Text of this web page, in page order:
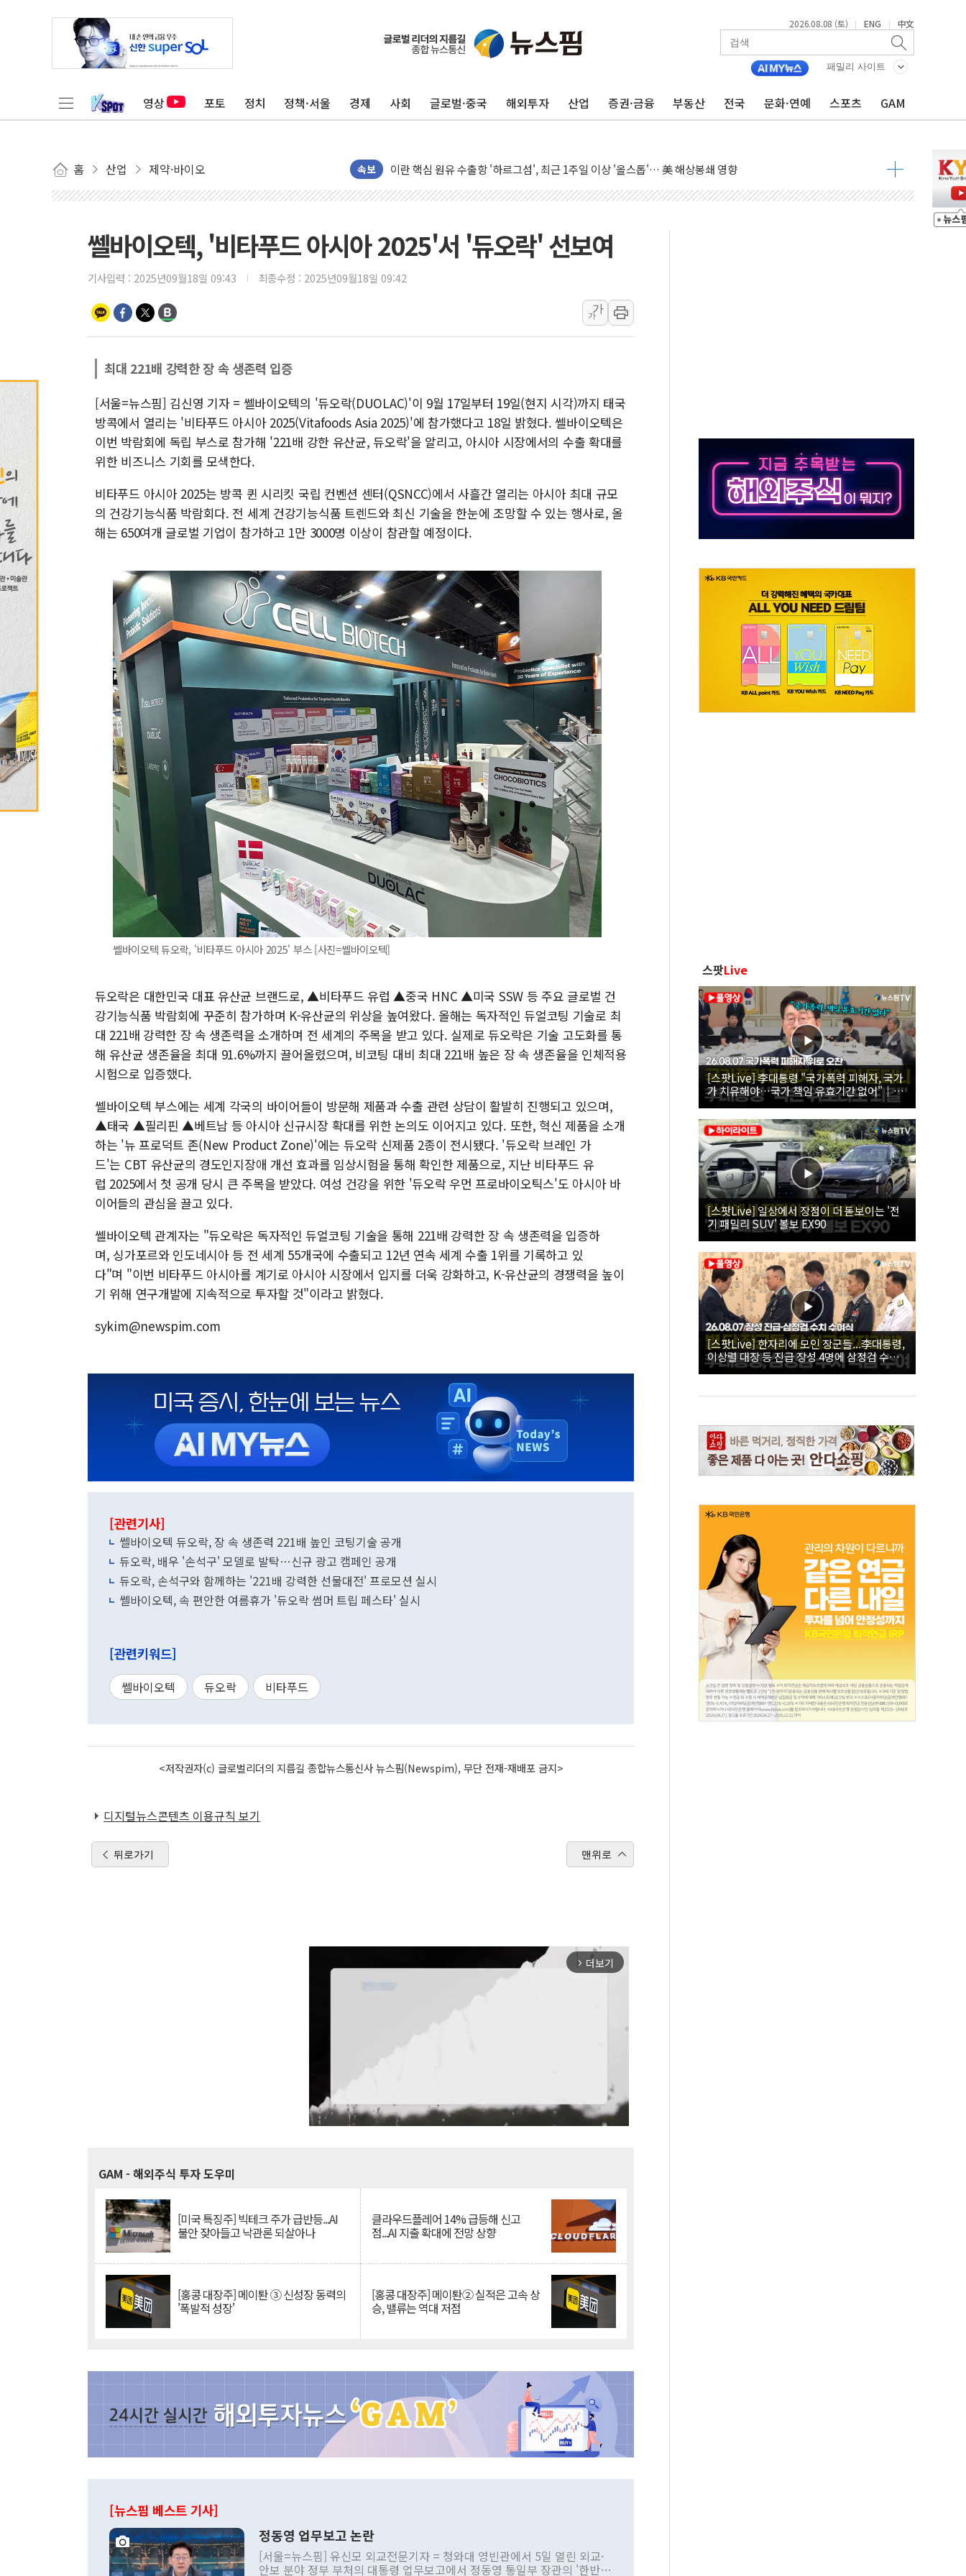
2026.08.08 (토) | ENG | 中文
패밀리 사이트
영상 포토 정치 정책·서울 경제 사회 글로벌·중국 해외투자 산업 증권·금융 부동산 전국 문화·연예 스포츠 GAM
홈 산업 제약·바이오 속보
유럽증시, 美 고용 예상 밖 부진에 연준 금리 인상 가능성 낮아지며 상승… STOXX 600 지수는 나흘 연속 최고치
[종합] 이슬람 수니파 3국, '공동방위협정' 체결… 이스라엘·이란 위협에 맞설 자체 억지력 강화
트럼프, 백신·자폐증 행정명령 검토…"이르면 다음 주"
이란 핵심 원유 수출항 '하르그섬', 최근 1주일 이상 '올스톱'… 美 해상봉쇄 영향
美 고용 쇼크에 엔화 장중 급등…시장은 "또 개입했나" 촉각
뉴욕증시 프리뷰, 美 고용 쇼크에 금리 인상 우려 후퇴…나스닥 선물 1%대 상승
[종합] 美 7월 고용 2만3000명 감소 '쇼크'…9월 금리 인상 기대 후퇴
[사진] 이슬람 수니파 3개국, 공동방위협정 체결
뉴욕증시 개장 전 특징주...아틀라시안·클라우드플레어·태양광주↑ VS 트레이드데스크·웬디스↓
보훈부, 미 DPAA와 MOU… "6·25 미군 실종자 7359명 끝까지 찾겠다"
트럼프 "금리 내려야"…파월 때와 달리 워시엔 톤 낮춰
李 대통령, '6시간 마라톤 부동산 2차 회의' 주재… "전폭적 공급 확대·속도전 총력"
트럼프, 中 겨냥 폴리실리콘 관세 15% 부과…美 태양광주 급등
[사진] 빈살만과 에르도안의 만남
쎌바이오텍, '비타푸드 아시아 2025'서 '듀오락' 선보여
기사입력 : 2025년09월18일 09:43 최종수정 : 2025년09월18일 09:42
가
가
최대 221배 강력한 장 속 생존력 입증
[서울=뉴스핌] 김신영 기자 = 쎌바이오텍의 '듀오락(DUOLAC)'이 9월 17일부터 19일(현지 시각)까지 태국
방콕에서 열리는 '비타푸드 아시아 2025(Vitafoods Asia 2025)'에 참가했다고 18일 밝혔다. 쎌바이오텍은
이번 박람회에 독립 부스로 참가해 '221배 강한 유산균, 듀오락'을 알리고, 아시아 시장에서의 수출 확대를
위한 비즈니스 기회를 모색한다.
비타푸드 아시아 2025는 방콕 퀸 시리킷 국립 컨벤션 센터(QSNCC)에서 사흘간 열리는 아시아 최대 규모
의 건강기능식품 박람회다. 전 세계 건강기능식품 트렌드와 최신 기술을 한눈에 조망할 수 있는 행사로, 올
해는 650여개 글로벌 기업이 참가하고 1만 3000명 이상이 참관할 예정이다.
쎌바이오텍 듀오락, '비타푸드 아시아 2025' 부스 [사진=쎌바이오텍]
듀오락은 대한민국 대표 유산균 브랜드로, ▲비타푸드 유럽 ▲중국 HNC ▲미국 SSW 등 주요 글로벌 건
강기능식품 박람회에 꾸준히 참가하며 K-유산균의 위상을 높여왔다. 올해는 독자적인 듀얼코팅 기술로 최
대 221배 강력한 장 속 생존력을 소개하며 전 세계의 주목을 받고 있다. 실제로 듀오락은 기술 고도화를 통
해 유산균 생존율을 최대 91.6%까지 끌어올렸으며, 비코팅 대비 최대 221배 높은 장 속 생존율을 인체적용
시험으로 입증했다.
쎌바이오텍 부스에는 세계 각국의 바이어들이 방문해 제품과 수출 관련 상담이 활발히 진행되고 있으며,
▲태국 ▲필리핀 ▲베트남 등 아시아 신규시장 확대를 위한 논의도 이어지고 있다. 또한, 혁신 제품을 소개
하는 '뉴 프로덕트 존(New Product Zone)'에는 듀오락 신제품 2종이 전시됐다. '듀오락 브레인 가
드'는 CBT 유산균의 경도인지장애 개선 효과를 임상시험을 통해 확인한 제품으로, 지난 비타푸드 유
럽 2025에서 첫 공개 당시 큰 주목을 받았다. 여성 건강을 위한 '듀오락 우먼 프로바이오틱스'도 아시아 바
이어들의 관심을 끌고 있다.
쎌바이오텍 관계자는 "듀오락은 독자적인 듀얼코팅 기술을 통해 221배 강력한 장 속 생존력을 입증하
며, 싱가포르와 인도네시아 등 전 세계 55개국에 수출되고 12년 연속 세계 수출 1위를 기록하고 있
다"며 "이번 비타푸드 아시아를 계기로 아시아 시장에서 입지를 더욱 강화하고, K-유산균의 경쟁력을 높이
기 위해 연구개발에 지속적으로 투자할 것"이라고 밝혔다.
sykim@newspim.com
[관련기사]
쎌바이오텍 듀오락, 장 속 생존력 221배 높인 코팅기술 공개
듀오락, 배우 '손석구' 모델로 발탁…신규 광고 캠페인 공개
듀오락, 손석구와 함께하는 '221배 강력한 선물대전' 프로모션 실시
쎌바이오텍, 속 편안한 여름휴가 '듀오락 썸머 트립 페스타' 실시
[관련키워드]
쎌바이오텍 듀오락 비타푸드
<저작권자(c) 글로벌리더의 지름길 종합뉴스통신사 뉴스핌(Newspim), 무단 전재-재배포 금지>
디지털뉴스콘텐츠 이용규칙 보기
뒤로가기 맨위로
arrow_forward_ios 더보기
GAM - 해외주식 투자 도우미
[미국 특징주] 빅테크 주가 급반등...AI
불안 잦아들고 낙관론 되살아나
클라우드플레어 14% 급등해 신고
점...AI 지출 확대에 전망 상향
[홍콩 대장주] 메이퇀 ③ 신성장 동력의
'폭발적 성장'
[홍콩 대장주] 메이퇀② 실적은 고속 상
승, 밸류는 역대 저점
[뉴스핌 베스트 기사]
정동영 업무보고 논란
[서울=뉴스핌] 유신모 외교전문기자 = 청와대 영빈관에서 5일 열린 외교·
안보 분야 정부 부처의 대통령 업무보고에서 정동영 통일부 장관의 '한반도
스팟Live
[스팟Live] 李대통령 "국가폭력 피해자, 국가
가 치유해야…국가 책임 유효기간 없어"｜
26.08.07 국가폭력 피해자 위로 오찬
[스팟Live] 일상에서 장점이 더 돋보이는 '전
기 패밀리 SUV' 볼보 EX90
[스팟Live] 한자리에 모인 장군들...李대통령,
이상렬 대장 등 진급 장성 4명에 삼정검 수치
직접 수여｜26.08.07 장성 진급·삼정검 수치